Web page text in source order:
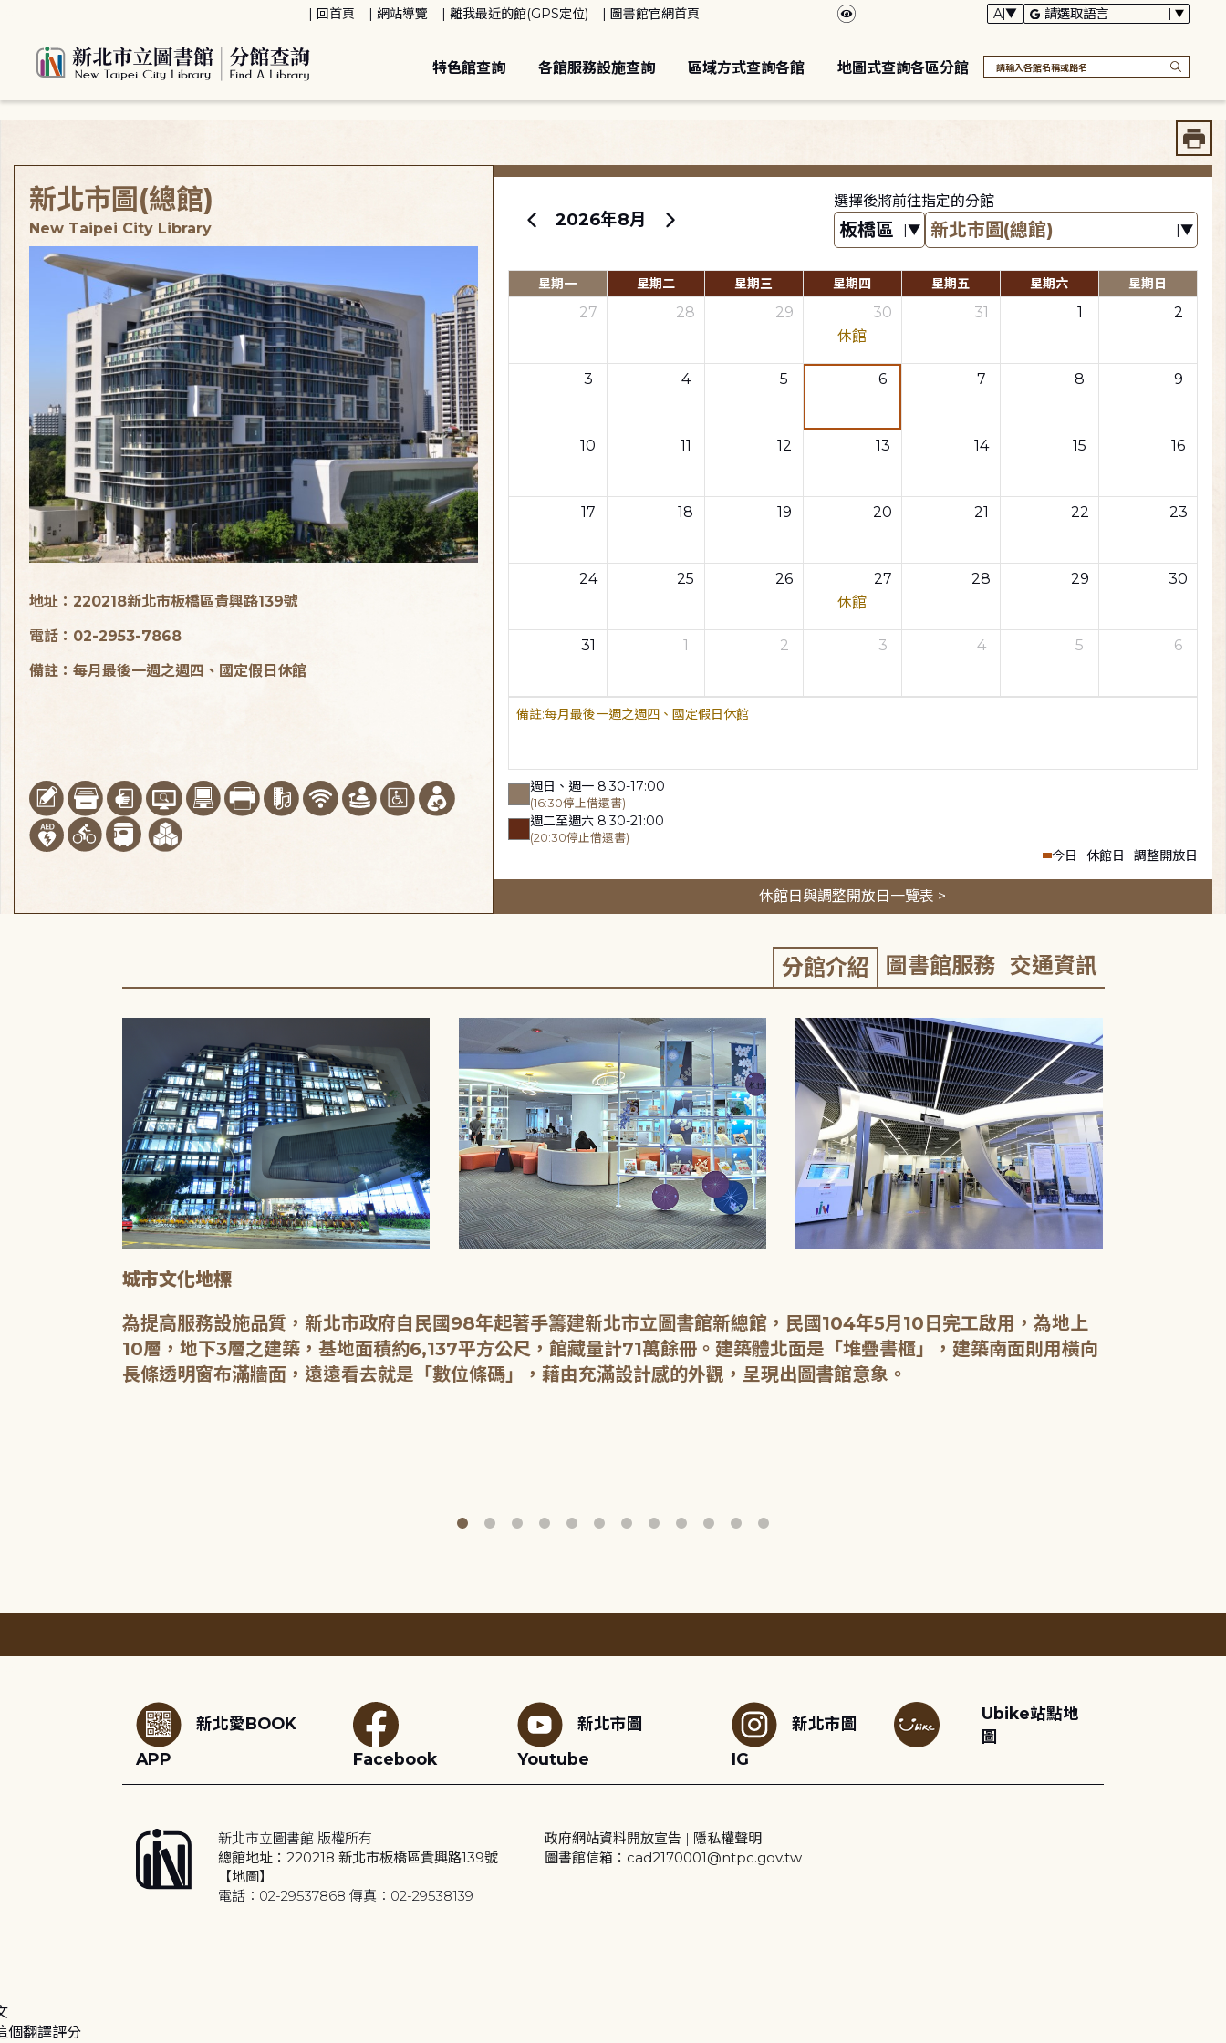
回首頁 網站導覽 離我最近的館(GPS定位) 圖書館官網首頁
特色館查詢 各館服務設施查詢 區域方式查詢各館 地圖式查詢各區分館
2026年8月
選擇後將前往指定的分館
星期一 星期二 星期三 星期四 星期五 星期六 星期日
27 28 29
30
休館
31 1 2
3 4 5 6 7 8 9
10 11 12 13 14 15 16
17 18 19 20 21 22 23
24 25 26
27
休館
28 29 30
31 1 2 3 4 5 6
每月最後一週之週四、國定假日休館
週日、週一 8:30-17:00
(16:30停止借還書)
週二至週六 8:30-21:00
(20:30停止借還書)
今日 休館日 調整開放日
休館日與調整開放日一覽表 >
新北市圖(總館)
New Taipei City Library
地址：220218新北市板橋區貴興路139號
電話：02-2953-7868
備註：每月最後一週之週四、國定假日休館
分館介紹 圖書館服務 交通資訊
城市文化地標
為提高服務設施品質，新北市政府自民國98年起著手籌建新北市立圖書館新總館，民國104年5月10日完工啟用，為地上
10層，地下3層之建築，基地面積約6,137平方公尺，館藏量計71萬餘冊。建築體北面是「堆疊書櫃」，建築南面則用橫向
長條透明窗布滿牆面，遠遠看去就是「數位條碼」，藉由充滿設計感的外觀，呈現出圖書館意象。
新北愛BOOK
APP
Facebook
新北市圖
Youtube
新北市圖
IG
Ubike站點地
圖
新北市立圖書館 版權所有
總館地址：220218 新北市板橋區貴興路139號
【地圖】
電話：02-29537868 傳真：02-29538139
政府網站資料開放宣告 | 隱私權聲明
圖書館信箱：cad2170001@ntpc.gov.tw
個翻譯評分